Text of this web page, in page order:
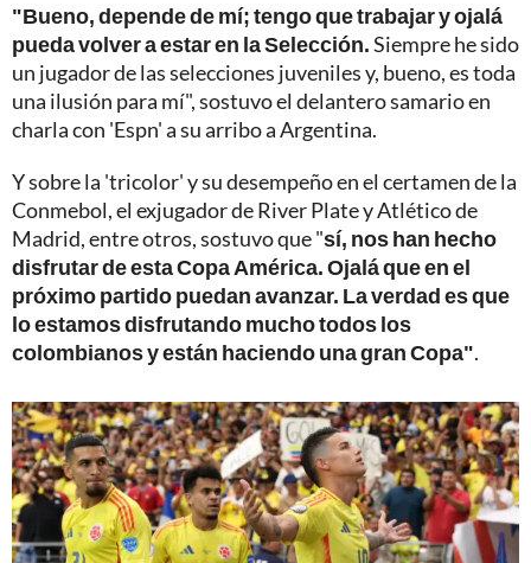
"Bueno, depende de mí; tengo que trabajar y ojalá
pueda volver a estar en la Selección.Siempre he sido
un jugador de las selecciones juveniles y, bueno, es toda
una ilusión para mí", sostuvo el delantero samario en
charla con 'Espn' a su arribo a Argentina.
Y sobre la 'tricolor' y su desempeño en el certamen de la
Conmebol, el exjugador de River Plate y Atlético de
Madrid, entre otros, sostuvo que "sí, nos han hecho
disfrutar de esta Copa América. Ojalá que en el
próximo partido puedan avanzar. La verdad es que
lo estamos disfrutando mucho todos los
colombianos y están haciendo una gran Copa".